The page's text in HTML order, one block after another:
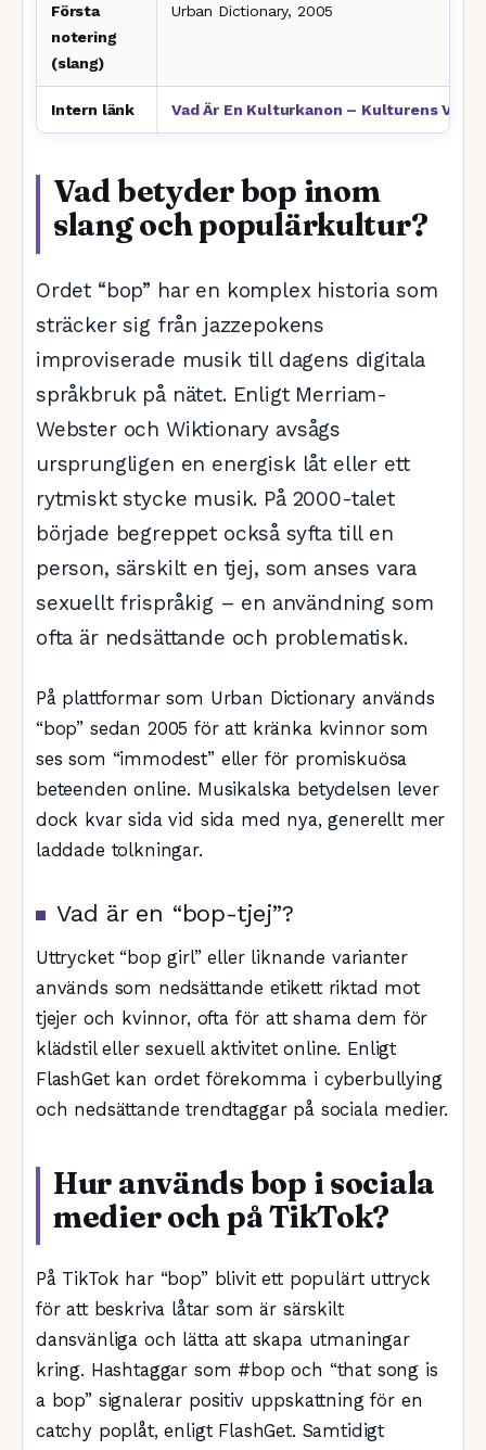
Första
notering
(slang)
Urban Dictionary, 2005
Intern länk Vad Är En Kulturkanon – Kulturens
Vad betyder bop inom
slang och populärkultur?
Ordet “bop” har en komplex historia som
sträcker sig från jazzepokens
improviserade musik till dagens digitala
språkbruk på nätet. Enligt Merriam-
Webster och Wiktionary avsågs
ursprungligen en energisk låt eller ett
rytmiskt stycke musik. På 2000-talet
började begreppet också syfta till en
person, särskilt en tjej, som anses vara
sexuellt frispråkig – en användning som
ofta är nedsättande och problematisk.
På plattformar som Urban Dictionary används
“bop” sedan 2005 för att kränka kvinnor som
ses som “immodest” eller för promiskuösa
beteenden online. Musikalska betydelsen lever
dock kvar sida vid sida med nya, generellt mer
laddade tolkningar.
Vad är en “bop-tjej”?
Uttrycket “bop girl” eller liknande varianter
används som nedsättande etikett riktad mot
tjejer och kvinnor, ofta för att shama dem för
klädstil eller sexuell aktivitet online. Enligt
FlashGet kan ordet förekomma i cyberbullying
och nedsättande trendtaggar på sociala medier.
Hur används bop i sociala
medier och på TikTok?
På TikTok har “bop” blivit ett populärt uttryck
för att beskriva låtar som är särskilt
dansvänliga och lätta att skapa utmaningar
kring. Hashtaggar som #bop och “that song is
a bop” signalerar positiv uppskattning för en
catchy poplåt, enligt FlashGet. Samtidigt